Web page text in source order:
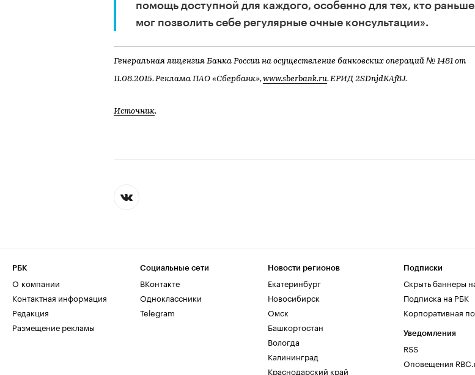
помощь доступной для каждого, особенно для тех, кто
мог позволить себе регулярные очные консультации».
Генеральная лицензия Банка России на осуществление банковских операций № 1481 от
11.08.2015. Реклама ПАО «Сбербанк»,www.sberbank.ru. ЕРИД 2SDnjdKAf8J.
Источник.
РБК
О компании
Контактная информация
Редакция
Размещение рекламы
Социальные сети
ВКонтакте
Одноклассники
Telegram
Новости регионов
Екатеринбург
Новосибирск
Омск
Башкортостан
Вологда
Калининград
Краснодарский край
Подписки
Скрыть баннеры
Подписка на РБК
Корпоративная
Уведомления
RSS
Оповещения